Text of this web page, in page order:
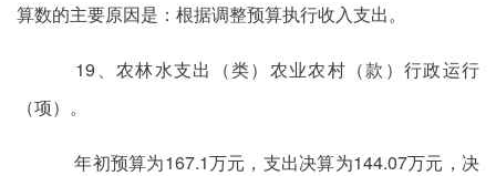
算数的主要原因是：根据调整预算执行收入支出。
19、农林水支出（类）农业农村（款）行政运行
（项）。
年初预算为167.1万元，支出决算为144.07万元，决